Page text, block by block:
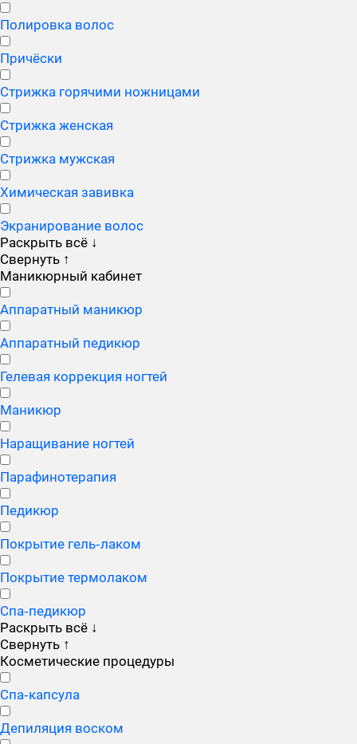
Полировка волос
Причёски
Стрижка горячими ножницами
Стрижка женская
Стрижка мужская
Химическая завивка
Экранирование волос
Раскрыть всё ↓
Свернуть ↑
Маникюрный кабинет
Аппаратный маникюр
Аппаратный педикюр
Гелевая коррекция ногтей
Маникюр
Наращивание ногтей
Парафинотерапия
Педикюр
Покрытие гель‑лаком
Покрытие термолаком
Спа‑педикюр
Раскрыть всё ↓
Свернуть ↑
Косметические процедуры
Cпа‑капсула
Депиляция воском